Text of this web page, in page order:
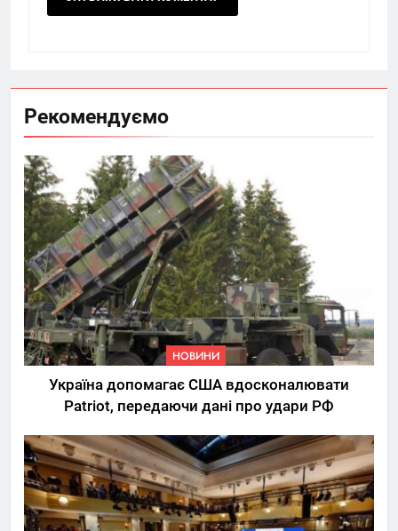
Рекомендуємо
НОВИНИ
Україна допомагає США вдосконалювати
Patriot, передаючи дані про удари РФ